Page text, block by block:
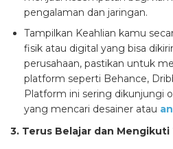
pengalaman dan jaringan.
Tampilkan Keahlian kamu
fisik atau digital yang bisa
perusahaan, pastikan untuk
platform seperti Behance,
Platform ini sering dikunjungi
yang mencari desainer atau
3. Terus Belajar dan Mengikuti